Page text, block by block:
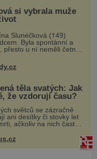
si vybrala muže
Slunéčková (†49)
Byla spontánní a
přesto u ní neměli četní
nejmenší šanci. Měla
stát se
Karolína Slunéčková
těla svatých: Jak
že vzdorují času?
světců se zázračně
ani desítky či stovky let
ačkoliv na nich často
o konzervaci.
ostatky bývají považo